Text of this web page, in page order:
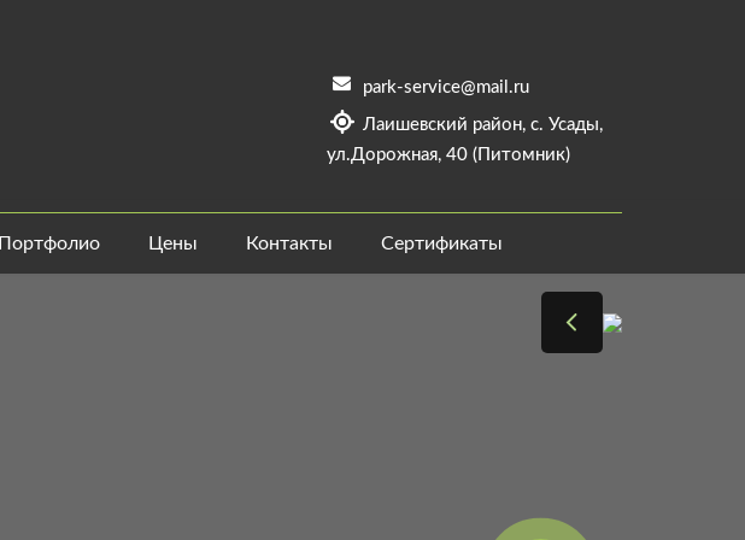
park-service@mail.ru
Лаишевский район, с. Усады,
ул.Дорожная, 40 (Питомник)
Портфолио Цены Контакты Сертификаты